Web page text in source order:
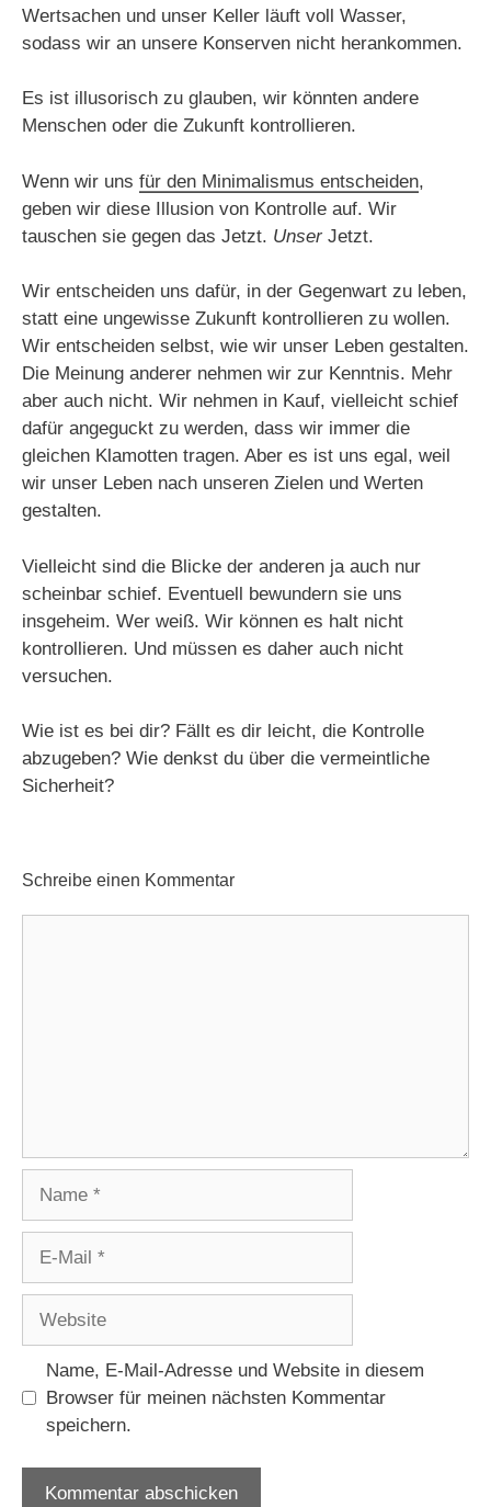
Wertsachen und unser Keller läuft voll Wasser,
sodass wir an unsere Konserven nicht herankommen.
Es ist illusorisch zu glauben, wir könnten andere
Menschen oder die Zukunft kontrollieren.
Wenn wir uns für den Minimalismus entscheiden,
geben wir diese Illusion von Kontrolle auf. Wir
tauschen sie gegen das Jetzt. UnserJetzt.
Wir entscheiden uns dafür, in der Gegenwart zu leben,
statt eine ungewisse Zukunft kontrollieren zu wollen.
Wir entscheiden selbst, wie wir unser Leben gestalten.
Die Meinung anderer nehmen wir zur Kenntnis. Mehr
aber auch nicht. Wir nehmen in Kauf, vielleicht schief
dafür angeguckt zu werden, dass wir immer die
gleichen Klamotten tragen. Aber es ist uns egal, weil
wir unser Leben nach unseren Zielen und Werten
gestalten.
Vielleicht sind die Blicke der anderen ja auch nur
scheinbar schief. Eventuell bewundern sie uns
insgeheim. Wer weiß. Wir können es halt nicht
kontrollieren. Und müssen es daher auch nicht
versuchen.
Wie ist es bei dir? Fällt es dir leicht, die Kontrolle
abzugeben? Wie denkst du über die vermeintliche
Sicherheit?
Schreibe einen Kommentar
Name, E-Mail-Adresse und Website in diesem
Browser für meinen nächsten Kommentar
speichern.